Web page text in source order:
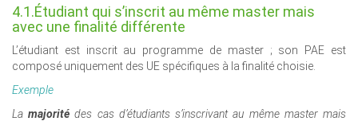
4.1.Étudiant qui s’inscrit au même master mais
avec une finalité différente
L’étudiant est inscrit au programme de master ; son PAE est
composé uniquement des UE spécifiques à la finalité choisie.
Exemple
Lamajorité des cas d’étudiants s’inscrivant au même master mais